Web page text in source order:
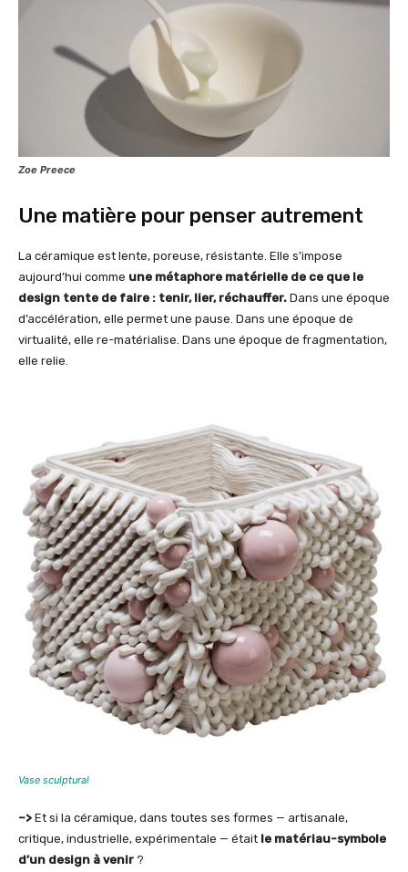
Zoe Preece
Une matière pour penser autrement
La céramique est lente, poreuse, résistante. Elle s’impose
aujourd’hui comme une métaphore matérielle de ce que le
design tente de faire : tenir, lier, réchauffer. Dans une époque
d’accélération, elle permet une pause. Dans une époque de
virtualité, elle re-matérialise. Dans une époque de fragmentation,
elle relie.
Vase sculptural
–> Et si la céramique, dans toutes ses formes — artisanale,
critique, industrielle, expérimentale — était le matériau-symbole
d’un design à venir ?